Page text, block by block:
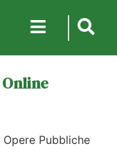
Online
Pubbliche